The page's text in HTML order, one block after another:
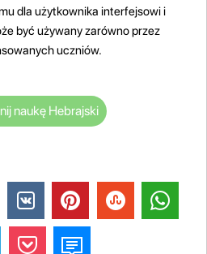
dla użytkownika interfejsowi i
być używany zarówno przez
uczniów.
naukę Hebrajski